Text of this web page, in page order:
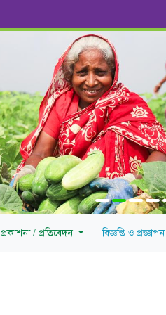
প্রকাশনা / প্রতিবেদন বিজ্ঞপ্তি ও প্রজ্ঞাপন